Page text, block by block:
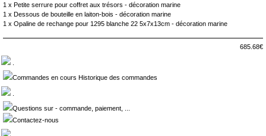
1 x Petite serrure pour coffret aux trésors - décoration marine
1 x Dessous de bouteille en laiton-bois - décoration marine
1 x Opaline de rechange pour 1295 blanche 22 5x7x13cm - décoration marine
685.68€
Commandes en cours Historique des commandes
Questions sur - commande, paiement, ...
Contactez-nous